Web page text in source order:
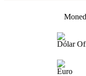
Dólar
Euro